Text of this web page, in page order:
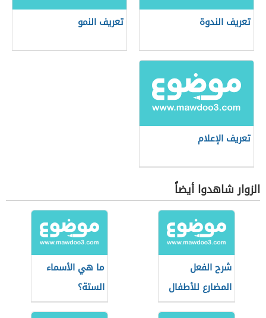
تعريف الندوة تعريف النمو
تعريف الإعلام
الزوار شاهدوا أيضاً
شرح الفعل
المضارع للأطفال
ما هي الأسماء
الستة؟